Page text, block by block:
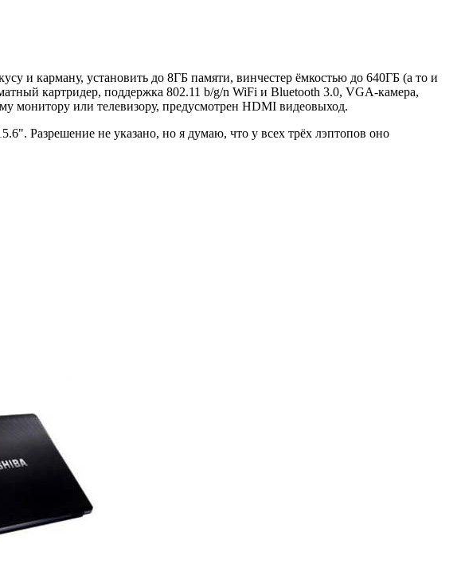
и карману, установить до 8ГБ памяти, винчестер ёмкостью до 640ГБ (а то и
картридер, поддержка 802.11 b/g/n WiFi и Bluetooth 3.0, VGA-камера,
или телевизору, предусмотрен HDMI видеовыход.
Разрешение не указано, но я думаю, что у всех трёх лэптопов оно